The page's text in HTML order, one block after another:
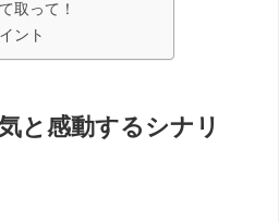
取って！
ント
と感動するシナリ